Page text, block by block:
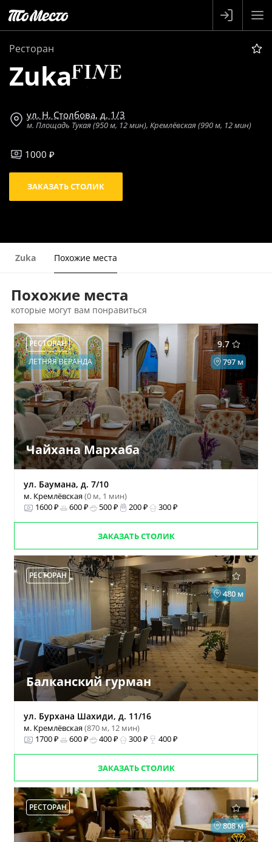
Ресторан
Zuka
ул. Н. Столбова, д. 1/3
м. Площадь Тукая (950 м, 12 мин), Кремлёвская (990 м, 12 мин)
1000 ₽
ЗАКАЗАТЬ СТОЛИК
Zuka Похожие места
Похожие места
которые могут вам понравиться
9.7
РЕСТОРАН
797 м
ЛЕТНЯЯ ВЕРАНДА
Чайхана Мархаба
ул. Баумана, д. 7/10
м. Кремлёвская(0 м, 1 мин)
1600 ₽
600 ₽ 500 ₽ 200 ₽ 300 ₽
ЗАКАЗАТЬ СТОЛИК
РЕСТОРАН
480 м
Балканский гурман
ул. Бурхана Шахиди, д. 11/16
м. Кремлёвская(870 м, 12 мин)
1700 ₽
600 ₽ 400 ₽ 300 ₽ 400 ₽
ЗАКАЗАТЬ СТОЛИК
РЕСТОРАН
808 м